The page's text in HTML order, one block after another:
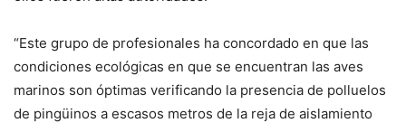
“Este grupo de profesionales ha concordado en que las
condiciones ecológicas en que se encuentran las aves
marinos son óptimas verificando la presencia de polluelos
de pingüinos a escasos metros de la reja de aislamiento